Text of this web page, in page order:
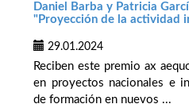
Daniel Barba y Patricia
"Proyección de la actividad
29.01.2024
Reciben este premio ax
en proyectos nacionales e
de formación en nuevos ...